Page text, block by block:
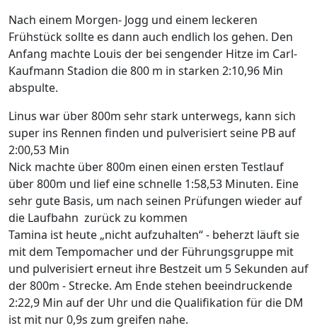
Nach einem Morgen- Jogg und einem leckeren
Frühstück sollte es dann auch endlich los gehen. Den
Anfang machte Louis der bei sengender Hitze im Carl-
Kaufmann Stadion die 800 m in starken 2:10,96 Min
abspulte.
Linus war über 800m sehr stark unterwegs, kann sich
super ins Rennen finden und pulverisiert seine PB auf
2:00,53 Min
Nick machte über 800m einen einen ersten Testlauf
über 800m und lief eine schnelle 1:58,53 Minuten. Eine
sehr gute Basis, um nach seinen Prüfungen wieder auf
die Laufbahn zurück zu kommen
Tamina ist heute „nicht aufzuhalten“ - beherzt läuft sie
mit dem Tempomacher und der Führungsgruppe mit
und pulverisiert erneut ihre Bestzeit um 5 Sekunden auf
der 800m - Strecke. Am Ende stehen beeindruckende
2:22,9 Min auf der Uhr und die Qualifikation für die DM
ist mit nur 0,9s zum greifen nahe.